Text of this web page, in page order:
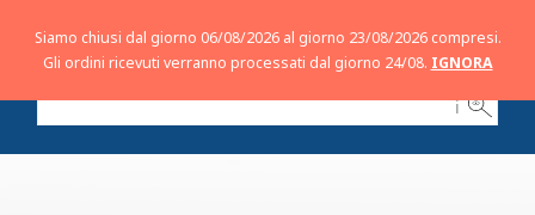
ℹ
Siamo chiusi dal giorno 06/08/2026 al giorno 23/08/2026 compresi.
Gli ordini ricevuti verranno processati dal giorno 24/08. IGNORA